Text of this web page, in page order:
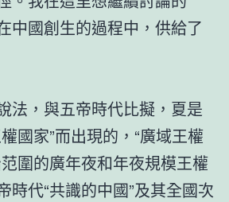
中國創生的過程中，供給了
法，與五帝時代比擬，夏是
國家”而出現的，“廣域王權
圍的廣年夜和年夜規模王權
時代“共識的中國”及其全國次